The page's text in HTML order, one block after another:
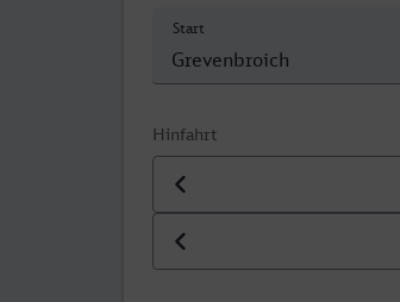
Start
Hinfahrt
Datum der Hinfahrt
Uhrzeit der Hinfahrt